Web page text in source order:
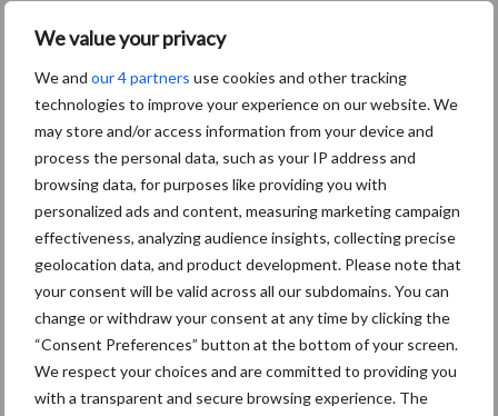
We value your privacy
We and our 4 partners use cookies and other tracking
technologies to improve your experience on our website. We
may store and/or access information from your device and
process the personal data, such as your IP address and
browsing data, for purposes like providing you with
personalized ads and content, measuring marketing campaign
effectiveness, analyzing audience insights, collecting precise
geolocation data, and product development. Please note that
your consent will be valid across all our subdomains. You can
change or withdraw your consent at any time by clicking the
“Consent Preferences” button at the bottom of your screen.
We respect your choices and are committed to providing you
with a transparent and secure browsing experience. The
schijven voor kouters”
Nieuwe compacte
gedragen pootcombinatie
van AVR
Provincie Antwerpen breidt
onttrekkingsverbod uit:
geen water meer
oppompen uit onbevaarbare